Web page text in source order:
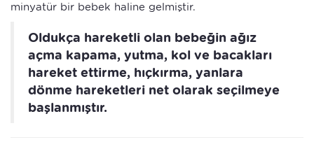
minyatür bir bebek haline gelmiştir.
Oldukça hareketli olan bebeğin ağız
açma kapama, yutma, kol ve bacakları
hareket ettirme, hıçkırma, yanlara
dönme hareketleri net olarak seçilmeye
başlanmıştır.